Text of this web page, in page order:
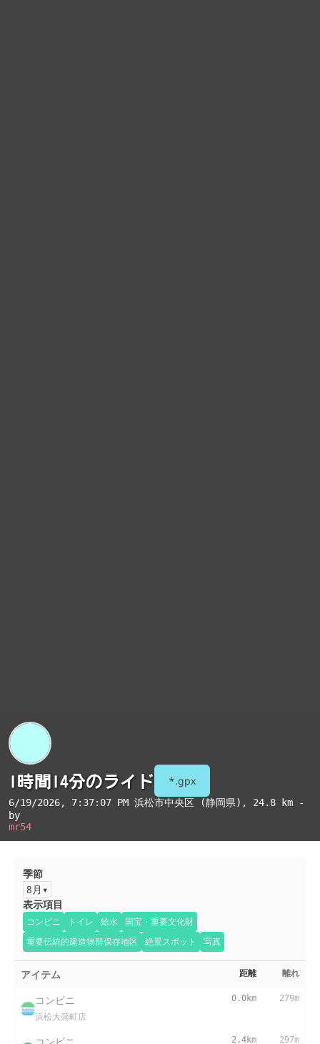
1時間14分のライド *.gpx
6/19/2026, 7:37:07 PM 浜松市中央区 (静岡県) , 24.8 km -
by
mr54
季節
8月
表示項目
コンビニ トイレ 給水
国宝・重要文化財
重要伝統的建造物群保存地区
絶景スポット 写真
アイテム 距離 離れ
コンビニ
浜松大蒲町店
0.0km 279m
2.4km 297m